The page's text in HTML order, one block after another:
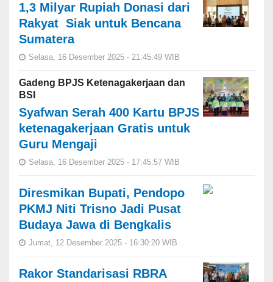
1,3 Milyar Rupiah Donasi dari
Rakyat Siak untuk Bencana
Sumatera
Selasa, 16 Desember 2025 - 21:45:49 WIB
Gadeng BPJS Ketenagakerjaan dan
BSI
Syafwan Serah 400 Kartu BPJS
ketenagakerjaan Gratis untuk
Guru Mengaji
Selasa, 16 Desember 2025 - 17:45:57 WIB
Diresmikan Bupati, Pendopo
PKMJ Niti Trisno Jadi Pusat
Budaya Jawa di Bengkalis
Jumat, 12 Desember 2025 - 16:30:20 WIB
Rakor Standarisasi RBRA